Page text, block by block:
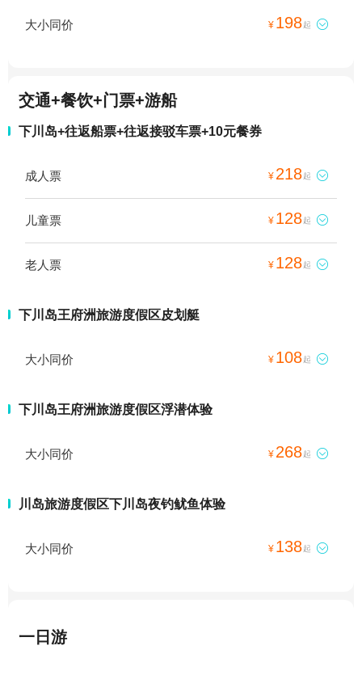
大小同价 ¥ 198起 
交通+餐饮+门票+游船
下川岛+往返船票+往返接驳车票+10元餐券
成人票 ¥ 218起 
儿童票 ¥ 128起 
老人票 ¥ 128起 
下川岛王府洲旅游度假区皮划艇
大小同价 ¥ 108起 
下川岛王府洲旅游度假区浮潜体验
大小同价 ¥ 268起 
川岛旅游度假区下川岛夜钓鱿鱼体验
大小同价 ¥ 138起 
一日游